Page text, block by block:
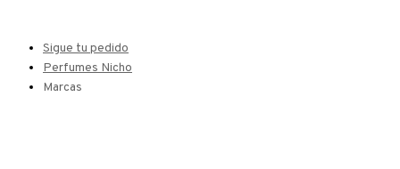
Sigue tu pedido
Perfumes Nicho
Marcas